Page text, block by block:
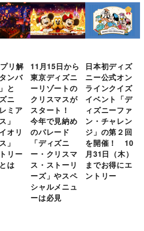
リ解
ンバ
と
ニ
ミア
」
オリ
」
リー
は
11月15日から
東京ディズニ
ーリゾートの
クリスマスが
スタート！
今年で見納め
のパレード
「ディズニ
ー・クリスマ
ス・ストーリ
ーズ」やスペ
シャルメニュ
ーは必見
日本初ディズ
ニー公式オン
ラインクイズ
イベント「デ
ィズニーファ
ン・チャレン
ジ」の第２回
を開催！ 10
月31日（木）
までお得にエ
ントリー